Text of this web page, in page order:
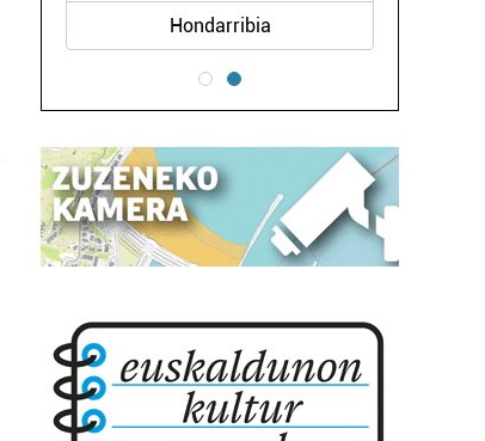
Hondarribia